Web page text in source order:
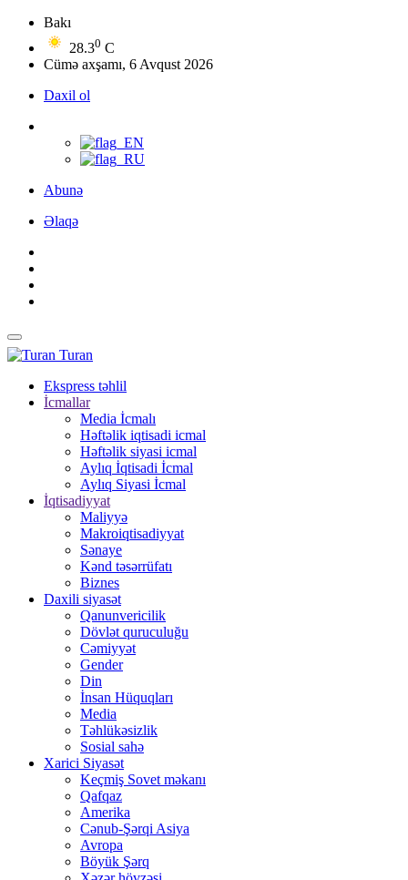
Bakı
28.30 C
Cümə axşamı, 6 Avqust 2026
Daxil ol
Abunə
Əlaqə
Turan
Ekspress təhlil
İcmallar
Media İcmalı
Həftəlik iqtisadi icmal
Həftəlik siyasi icmal
Aylıq İqtisadi İcmal
Aylıq Siyasi İcmal
İqtisadiyyat
Maliyyə
Makroiqtisadiyyat
Sənaye
Kənd təsərrüfatı
Biznes
Daxili siyasət
Qanunvericilik
Dövlət quruculuğu
Cəmiyyət
Gender
Din
İnsan Hüquqları
Media
Təhlükəsizlik
Sosial sahə
Xarici Siyasət
Keçmiş Sovet məkanı
Qafqaz
Amerika
Cənub-Şərqi Asiya
Avropa
Böyük Şərq